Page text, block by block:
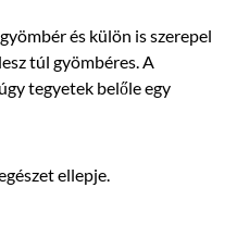
és külön is szerepel
túl gyömbéres. A
tegyetek belőle egy
ellepje.